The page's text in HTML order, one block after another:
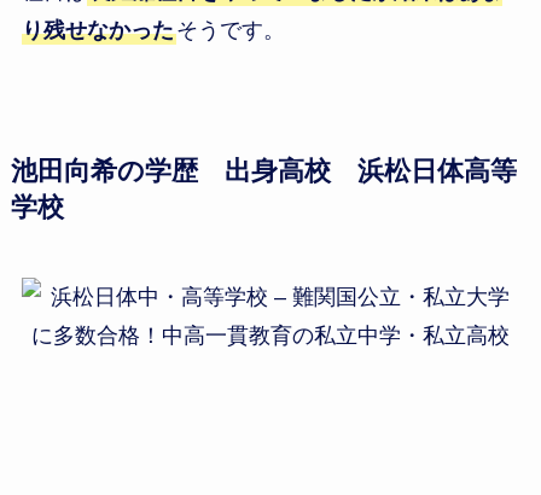
り残せなかったそうです。
池田向希の学歴 出身高校 浜松日体高等
学校